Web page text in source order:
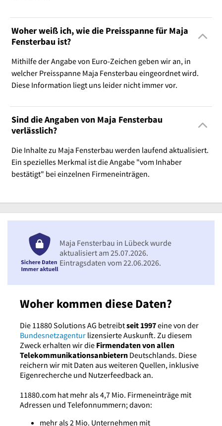
Woher weiß ich, wie die Preisspanne für Maja
Fensterbau ist?
Mithilfe der Angabe von Euro-Zeichen geben wir an, in
welcher Preisspanne Maja Fensterbau eingeordnet wird.
Diese Information liegt uns leider nicht immer vor.
Sind die Angaben von Maja Fensterbau
verlässlich?
Die Inhalte zu Maja Fensterbau werden laufend aktualisiert.
Ein spezielles Merkmal ist die Angabe "vom Inhaber
bestätigt" bei einzelnen Firmeneinträgen.
Woher kommen diese Daten?
Die 11880 Solutions AG betreibtseit 1997eine von der
Bundesnetzagentur lizensierte Auskunft. Zu diesem
Zweck erhalten wir die Firmendaten von allen
Telekommunikationsanbietern Deutschlands. Diese
reichern wir mit Daten aus weiteren Quellen, inklusive
Eigenrecherche und Nutzerfeedback an.
11880.com hat mehr als 4,7 Mio. Firmeneinträge mit
Adressen und Telefonnummern; davon:
mehr als 2 Mio. Unternehmen mit
Maja Fensterbau in Lübeck wurde
aktualisiert am 25.07.2026.
Eintragsdaten vom 22.06.2026.